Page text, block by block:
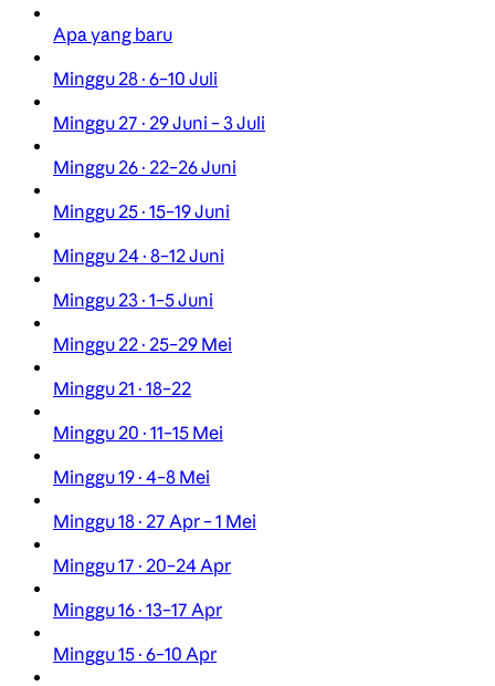
Apa yang baru
Minggu 28 · 6–10 Juli
Minggu 27 · 29 Juni – 3 Juli
Minggu 26 · 22–26 Juni
Minggu 25 · 15–19 Juni
Minggu 24 · 8–12 Juni
Minggu 23 · 1–5 Juni
Minggu 22 · 25–29 Mei
Minggu 21 · 18–22
Minggu 20 · 11–15 Mei
Minggu 19 · 4–8 Mei
Minggu 18 · 27 Apr – 1 Mei
Minggu 17 · 20–24 Apr
Minggu 16 · 13–17 Apr
Minggu 15 · 6–10 Apr